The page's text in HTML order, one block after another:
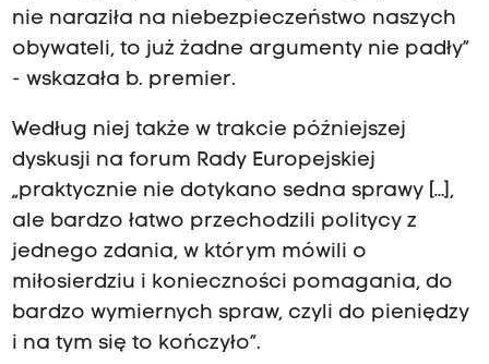
nie naraziła na niebezpieczeństwo naszych
obywateli, to już żadne argumenty nie padły”
- wskazała b. premier.
Według niej także w trakcie późniejszej
dyskusji na forum Rady Europejskiej
„praktycznie nie dotykano sedna sprawy […],
ale bardzo łatwo przechodzili politycy z
jednego zdania, w którym mówili o
miłosierdziu i konieczności pomagania, do
bardzo wymiernych spraw, czyli do pieniędzy
i na tym się to kończyło”.